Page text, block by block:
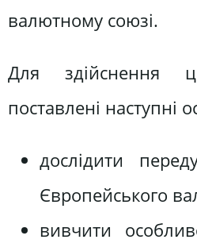
валютному союзі.
Для здійснення
поставлені наступні
дослідити
Європейського
вивчити